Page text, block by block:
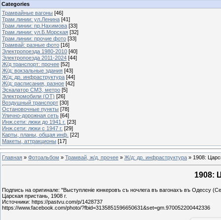
Categories
Трамвайные вагоны [46]
Трам.линии: ул.Ленина [41]
Трам.линии: пр.Нахимова [33]
Трам.линии: ул.Б.Морская [32]
Трам.линии: прочие фото [33]
Трамвай: разные фото [16]
Электропоезда 1980-2010 [40]
Электропоезда 2011-2024 [44]
Ж/д транспорт: прочее [52]
Ж/д: вокзальные здания [43]
Ж/д: др. инфраструктура [44]
Ж/д: расписания, разное [42]
Эскалатор СМЗ, метро [5]
Электромобили (ОТ) [26]
Воздушный транспорт [30]
Остановочные пункты [78]
Улично-дорожная сеть [64]
Инж.сети: люки до 1941 г. [23]
Инж.сети: люки с 1947 г. [29]
Карты, планы, общая инф. [22]
Макеты, аттракционы [17]
Главная » Фотоальбом » Трамвай, ж/д, прочее » Ж/д: др. инфраструктура » 1908:
1908:
Подпись на оригинале: "Выступленiе юнкеровъ съ ночлега въ вагонахъ въ Одессу
Царская пристань, 1908 г.
Источники: https://pastvu.com/p/1428737
https://www.facebook.com/photo/?fbid=3135851596650631&set=gm.970052200442336